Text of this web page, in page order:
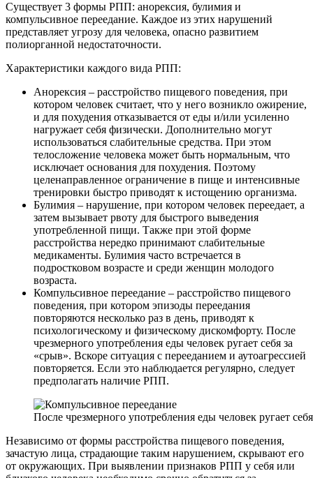
Существует 3 формы РПП: анорексия, булимия и
компульсивное переедание. Каждое из этих нарушений
представляет угрозу для человека, опасно развитием
полиорганной недостаточности.
Характеристики каждого вида РПП:
Анорексия – расстройство пищевого поведения, при
котором человек считает, что у него возникло ожирение,
и для похудения отказывается от еды и/или усиленно
нагружает себя физически. Дополнительно могут
использоваться слабительные средства. При этом
телосложение человека может быть нормальным, что
исключает основания для похудения. Поэтому
целенаправленное ограничение в пище и интенсивные
тренировки быстро приводят к истощению организма.
Булимия – нарушение, при котором человек переедает, а
затем вызывает рвоту для быстрого выведения
употребленной пищи. Также при этой форме
расстройства нередко принимают слабительные
медикаменты. Булимия часто встречается в
подростковом возрасте и среди женщин молодого
возраста.
Компульсивное переедание – расстройство пищевого
поведения, при котором эпизоды переедания
повторяются несколько раз в день, приводят к
психологическому и физическому дискомфорту. После
чрезмерного употребления еды человек ругает себя за
«срыв». Вскоре ситуация с перееданием и аутоагрессией
повторяется. Если это наблюдается регулярно, следует
предполагать наличие РПП.
После чрезмерного употребления еды человек ругает
Независимо от формы расстройства пищевого поведения,
зачастую лица, страдающие таким нарушением, скрывают его
от окружающих. При выявлении признаков РПП у себя или